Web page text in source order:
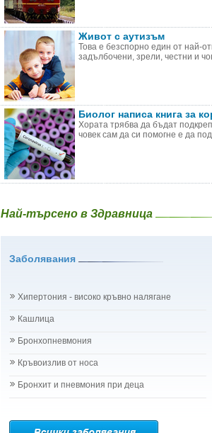
Живот с аутизъм
Това е безспорно един от най-
задълбочени, зрели, честни и
Биолог написа книга за
Хората трябва да бъдат
човек сам да си помогне е да
Най-търсено в Здравница
Заболявания
Хипертония - високо кръвно налягане
Кашлица
Бронхопневмония
Кръвоизлив от носа
Бронхит и пневмония при деца